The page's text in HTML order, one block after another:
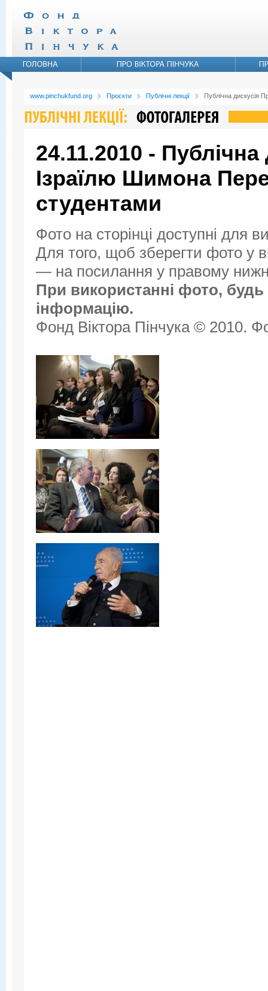
www.pinchukfund.org Проєкти Публічні лекції Публічна дискусія
24.11.2010 -
Ізраїлю Шимона
студентами
Фото на сторінці доступні для
Для того, щоб зберегти фото у
— на посилання у правому
При використанні фото, будь
інформацію.
Фонд Віктора Пінчука © 2010.